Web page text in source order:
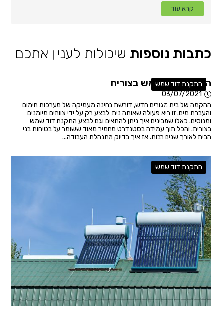
קרא עוד
כתבות נוספות שיכולות לעניין אתכם
התקנת דוד שמש
התקנת דוד שמש בצורית
03/07/2021
ההקמה של בית מגורים חדש, דורשת בחינה מעמיקה של מערכות חימום
והעברת מים. זו היא פעולה שאותה ניתן לבצע רק על ידי צוותים מיומנים
ומנוסים. כאלו שמבינים איך ניתן להתאים וגם לבצע התקנת דוד שמש
בצורית. והכל תוך עמידה בסטנדרט מחמיר מאוד ששומר על בטיחות בני
הבית לאורך שנים רבות. אז איך בדיוק מתנהלת העבודה...
התקנת דוד שמש